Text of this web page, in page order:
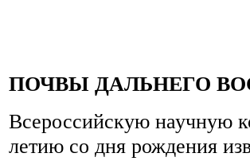
ПОЧВЫ ДАЛЬНЕГО
Всероссийскую научную
летию со дня рождения